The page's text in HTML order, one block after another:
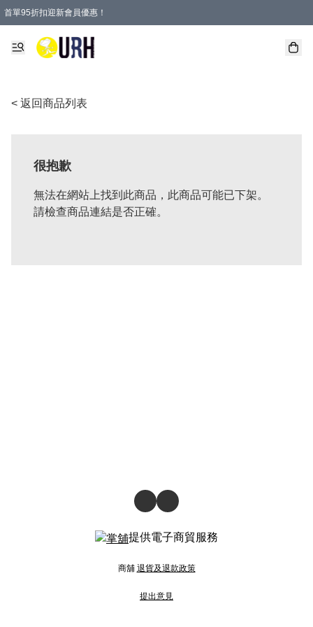
首單95折扣迎新會員優惠！
特選會員可享全單低至 95 折優惠！
單一訂單滿HKD600(澳門HKD800)包郵寄順豐送到家。
< 返回商品列表
很抱歉
無法在網站上找到此商品，此商品可能已下架。
請檢查商品連結是否正確。
提供電子商貿服務
商舖 退貨及退款政策
提出意見